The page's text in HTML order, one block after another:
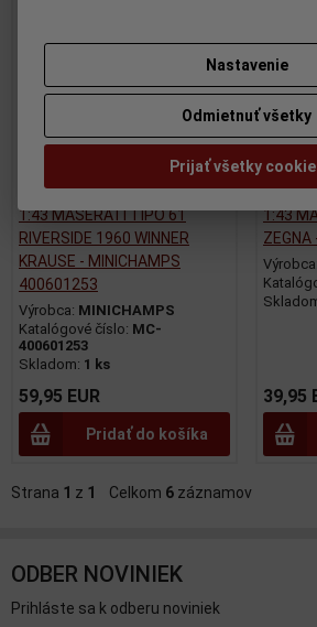
1:43 MASERATI TIPO 61
RIVERSIDE 1960 WINNER
KRAUSE - MINICHAMPS
400601253
Výrobca: MINICHAMPS
Katalógové číslo: MC-
400601253
Skladom: 1 ks
59,95 EUR
Pridať do košíka
1:43
Výrobca:
39,95
Strana 1 z 1 Celkom 6 záznamov
ODBER NOVINIEK
Prihláste sa k odberu noviniek
Nastavenie
Odmietnuť všetky
Prijať všetky